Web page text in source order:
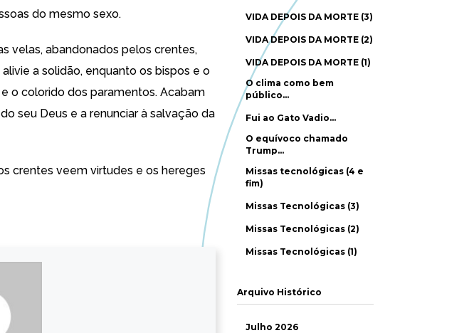
do mesmo sexo.
velas, abandonados pelos crentes,
a solidão, enquanto os bispos e o
o colorido dos paramentos. Acabam
seu Deus e a renunciar à salvação da
crentes veem virtudes e os hereges
VIDA DEPOIS DA MORTE (3)
VIDA DEPOIS DA MORTE (2)
VIDA DEPOIS DA MORTE (1)
O clima como bem
público…
Fui ao Gato Vadio…
O equívoco chamado
Trump…
Missas tecnológicas (4 e
fim)
Missas Tecnológicas (3)
Missas Tecnológicas (2)
Missas Tecnológicas (1)
Arquivo Histórico
Julho 2026